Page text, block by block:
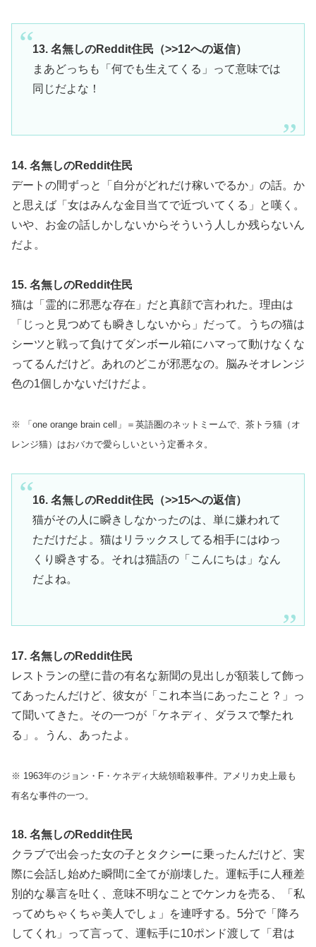
13. 名無しのReddit住民（>>12への返信）
まあどっちも「何でも生えてくる」って意味では
同じだよな！
14. 名無しのReddit住民
デートの間ずっと「自分がどれだけ稼いでるか」の話。か
と思えば「女はみんな金目当てで近づいてくる」と嘆く。
いや、お金の話しかしないからそういう人しか残らないん
だよ。
15. 名無しのReddit住民
猫は「霊的に邪悪な存在」だと真顔で言われた。理由は
「じっと見つめても瞬きしないから」だって。うちの猫は
シーツと戦って負けてダンボール箱にハマって動けなくな
ってるんだけど。あれのどこが邪悪なの。脳みそオレンジ
色の1個しかないだけだよ。
※ 「one orange brain cell」＝英語圏のネットミームで、茶トラ猫（オ
レンジ猫）はおバカで愛らしいという定番ネタ。
16. 名無しのReddit住民（>>15への返信）
猫がその人に瞬きしなかったのは、単に嫌われて
ただけだよ。猫はリラックスしてる相手にはゆっ
くり瞬きする。それは猫語の「こんにちは」なん
だよね。
17. 名無しのReddit住民
レストランの壁に昔の有名な新聞の見出しが額装して飾っ
てあったんだけど、彼女が「これ本当にあったこと？」っ
て聞いてきた。その一つが「ケネディ、ダラスで撃たれ
る」。うん、あったよ。
※ 1963年のジョン・F・ケネディ大統領暗殺事件。アメリカ史上最も
有名な事件の一つ。
18. 名無しのReddit住民
クラブで出会った女の子とタクシーに乗ったんだけど、実
際に会話し始めた瞬間に全てが崩壊した。運転手に人種差
別的な暴言を吐く、意味不明なことでケンカを売る、「私
ってめちゃくちゃ美人でしょ」を連呼する。5分で「降ろ
してくれ」って言って、運転手に10ポンド渡して「君は